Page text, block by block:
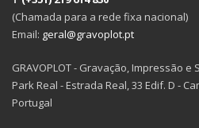
(Chamada para a rede fixa nacional)
Email: geral@gravoplot.pt
GRAVOPLOT - Gravação, Impressão e
Park Real - Estrada Real, 33 Edif. D -
Portugal